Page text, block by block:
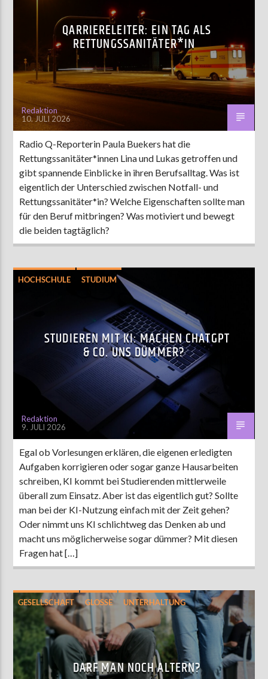
QARRIERELEITER: EIN TAG ALS
RETTUNGSSANITÄTER*IN
Redaktion
10. JULI 2026
Radio Q-Reporterin Paula Buekers hat die
Rettungssanitäter*innen Lina und Lukas getroffen und
gibt spannende Einblicke in ihren Berufsalltag. Was ist
eigentlich der Unterschied zwischen Notfall- und
Rettungssanitäter*in? Welche Eigenschaften sollte man
für den Beruf mitbringen? Was motiviert und bewegt
die beiden tagtäglich?
HOCHSCHULE STUDIUM
STUDIEREN MIT KI: MACHEN CHATGPT
& CO. UNS DÜMMER?
Redaktion
9. JULI 2026
Egal ob Vorlesungen erklären, die eigenen erledigten
Aufgaben korrigieren oder sogar ganze Hausarbeiten
schreiben, KI kommt bei Studierenden mittlerweile
überall zum Einsatz. Aber ist das eigentlich gut? Sollte
man bei der KI-Nutzung einfach mit der Zeit gehen?
Oder nimmt uns KI schlichtweg das Denken ab und
macht uns möglicherweise sogar dümmer? Mit diesen
Fragen hat […]
GESELLSCHAFT GLOSSE UNTERHALTUNG
DARF MAN NOCH ALTERN?